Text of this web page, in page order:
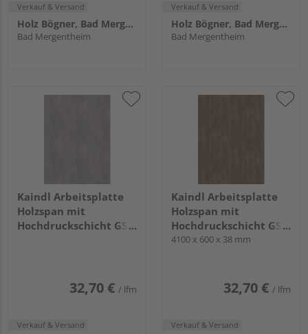
Verkauf & Versand
Holz Bögner, Bad Mergentheim
Bad Mergentheim
Verkauf & Versand
Holz Bögner, Bad Mergentheim
Bad Mergentheim
Kaindl Arbeitsplatte
Holzspan mit
Hochdruckschicht GS3
32,70 € / lfm
Verkauf & Versand
Kaindl Arbeitsplatte
Holzspan mit
Hochdruckschicht GS3
0 K5413 AW Eiche
4100 x 600 x 38 mm
32,70 € / lfm
Verkauf & Versand